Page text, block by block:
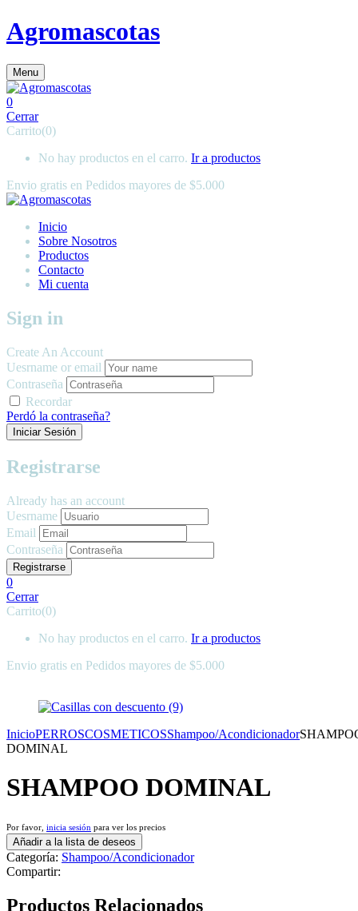
Agromascotas
Menu
0
Cerrar
Carrito(0)
No hay productos en el carro. Ir a productos
Envio gratis en Pedidos mayores de $5.000
Inicio
Sobre Nosotros
Productos
Contacto
Mi cuenta
Sign in
Create An Account
Uesrname or email
Contraseña
Recordar
Perdó la contraseña?
Registrarse
Already has an account
Uesrname
Email
Contraseña
0
Cerrar
Carrito(0)
No hay productos en el carro. Ir a productos
Envio gratis en Pedidos mayores de $5.000
InicioPERROSCOSMETICOSShampoo/Acondicionador
DOMINAL
SHAMPOO DOMINAL
Por favor, inicia sesión para ver los precios
Añadir a la lista de deseos
Categoría: Shampoo/Acondicionador
Compartir:
Productos Relacionados